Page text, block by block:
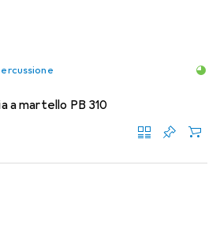
a martello PB 310